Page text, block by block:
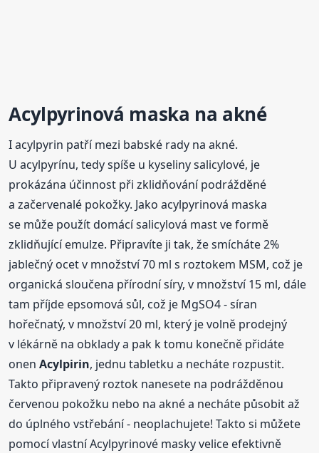
Acylpyrinová maska na akné
I acylpyrin patří mezi babské rady na akné.
U acylpyrínu, tedy spíše u kyseliny salicylové, je
prokázána účinnost při zklidňování podrážděné
a začervenalé pokožky. Jako acylpyrinová maska
se může použít domácí salicylová mast ve formě
zklidňující emulze. Připravíte ji tak, že smícháte 2%
jablečný ocet v množství 70 ml s roztokem MSM, což je
organická sloučena přírodní síry, v množství 15 ml, dále
tam příjde epsomová sůl, což je MgSO4 - síran
hořečnatý, v množství 20 ml, který je volně prodejný
v lékárně na obklady a pak k tomu konečně přidáte
onenAcylpirin, jednu tabletku a necháte rozpustit.
Takto připravený roztok nanesete na podrážděnou
červenou pokožku nebo na akné a necháte působit až
do úplného vstřebání - neoplachujete! Takto si můžete
pomocí vlastní Acylpyrinové masky velice efektivně